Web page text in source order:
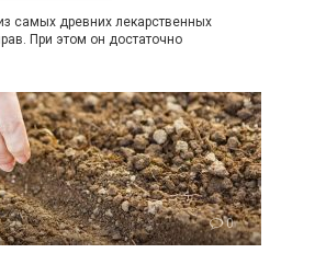
самых древних лекарственных
При этом он достаточно
0